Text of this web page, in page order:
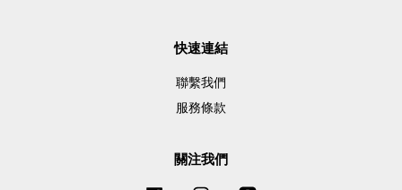
快速連結
聯繫我們
服務條款
關注我們